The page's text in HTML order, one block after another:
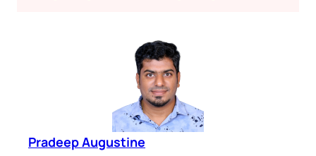
Pradeep Augustine